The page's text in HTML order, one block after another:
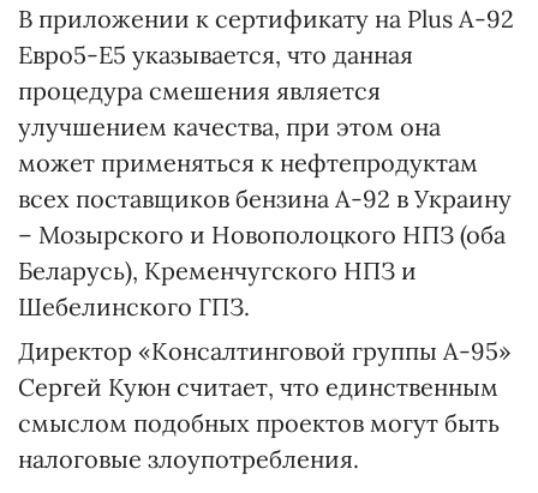
В приложении к сертификату на Plus А-92
Евро5-Е5 указывается, что данная
процедура смешения является
улучшением качества, при этом она
может применяться к нефтепродуктам
всех поставщиков бензина А-92 в Украину
– Мозырского и Новополоцкого НПЗ (оба
Беларусь), Кременчугского НПЗ и
Шебелинского ГПЗ.
Директор «Консалтинговой группы А-95»
Сергей Куюн считает, что единственным
смыслом подобных проектов могут быть
налоговые злоупотребления.